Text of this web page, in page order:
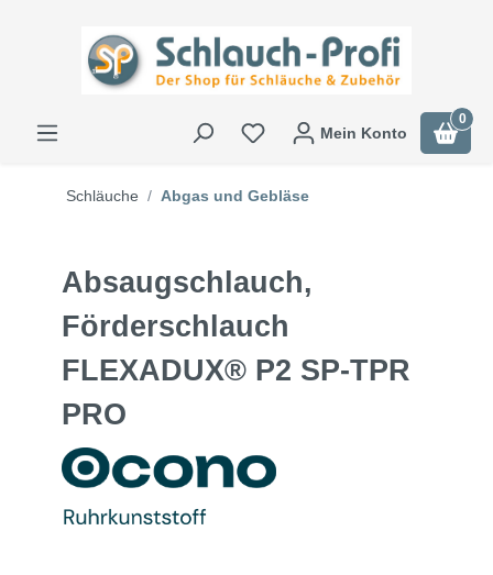
Mein Konto
0
Schläuche Abgas und Gebläse
Absaugschlauch,
Förderschlauch
FLEXADUX® P2 SP-TPR
PRO